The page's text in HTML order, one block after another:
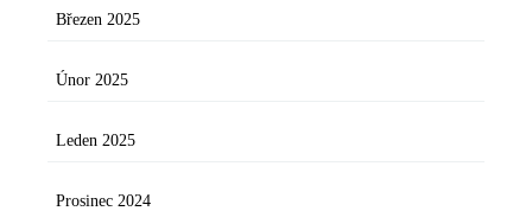
Březen 2025
Únor 2025
Leden 2025
Prosinec 2024